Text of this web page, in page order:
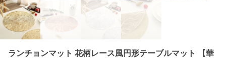
ランチョンマット 花柄レース風円形テーブルマット 【華